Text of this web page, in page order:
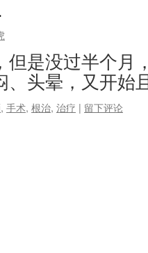
但是没过半个月
、头晕，又开
, 手术, 根治, 治疗 | 留下评论